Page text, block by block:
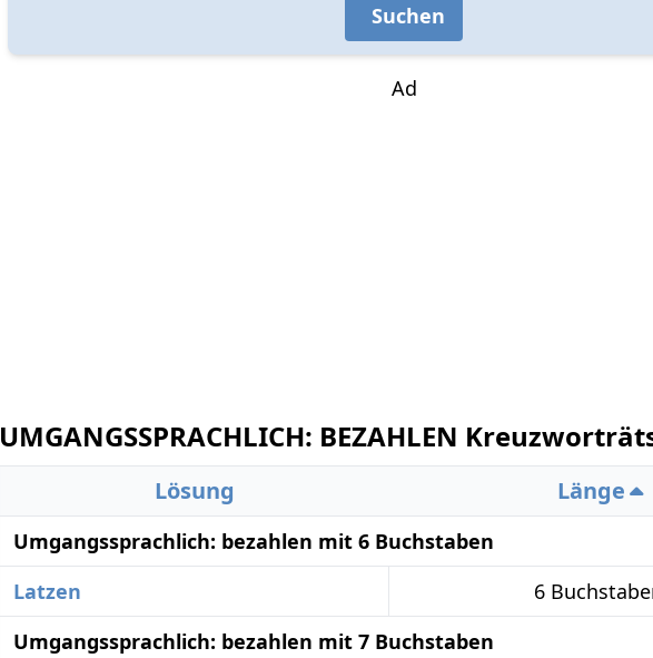
Suchen
Ad
UMGANGSSPRACHLICH: BEZAHLEN
Lösung Länge
Umgangssprachlich: bezahlen mit 6 Buchstaben
Latzen
6
Umgangssprachlich: bezahlen mit 7 Buchstaben